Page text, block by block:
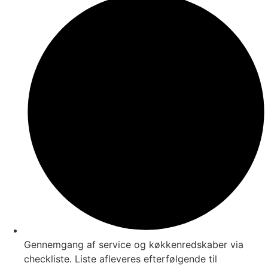
Gennemgang af service og køkkenredskaber via
checkliste. Liste afleveres efterfølgende til